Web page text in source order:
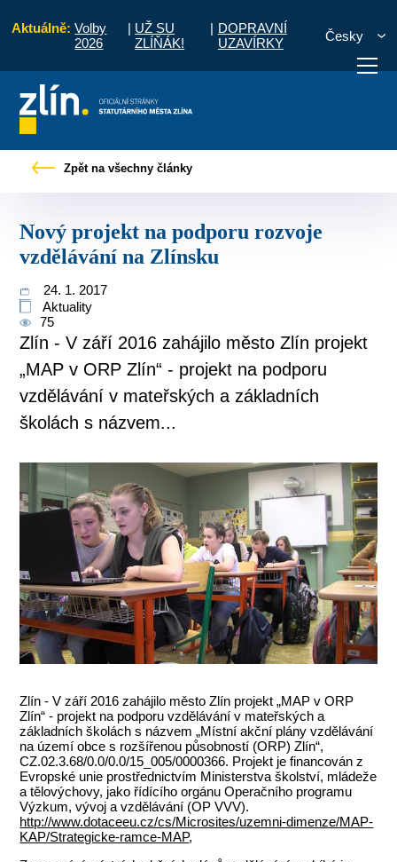
Aktuálně: Volby
2026
| UŽ SU
ZLÍŇÁK!
| DOPRAVNÍ
UZAVÍRKY
Česky
vyřídit Potřebuji zaplatit
Zpět na všechny články
Nový projekt na podporu rozvoje
vzdělávání na Zlínsku
24. 1. 2017
Aktuality
75
Zlín - V září 2016 zahájilo město Zlín projekt
„MAP v ORP Zlín“ - projekt na podporu
vzdělávání v mateřských a základních
školách s názvem...
Zlín - V září 2016 zahájilo město Zlín projekt „MAP v ORP
Zlín“ - projekt na podporu vzdělávání v mateřských a
základních školách s názvem „Místní akční plány vzdělávání
na území obce s rozšířenou působností (ORP) Zlín“,
CZ.02.3.68/0.0/0.0/15_005/0000366. Projekt je financován z
Evropské unie prostřednictvím Ministerstva školství, mládeže
a tělovýchovy, jako řídícího orgánu Operačního programu
Výzkum, vývoj a vzdělávání (OP VVV).
http://www.dotaceeu.cz/cs/Microsites/uzemni-dimenze/MAP-
KAP/Strategicke-ramce-MAP,